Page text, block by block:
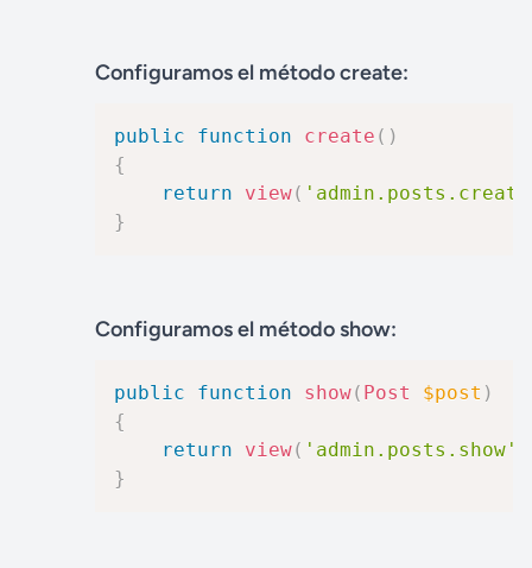
Configuramos el método create:
public function create ( )
{
return
view(
}
Configuramos el método show:
public function show( Post $post )
{
return
view( 'admin.posts.show'
}